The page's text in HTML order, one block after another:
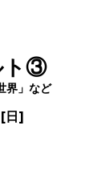
ト③
界」など
日]